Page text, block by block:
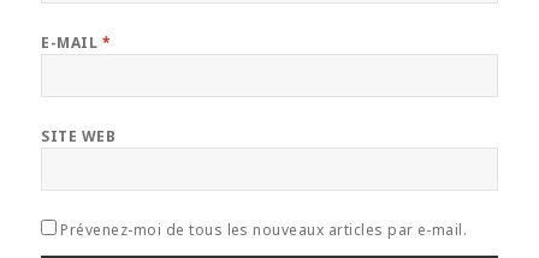
E-MAIL *
SITE WEB
Prévenez-moi de tous les nouveaux articles par e-mail.